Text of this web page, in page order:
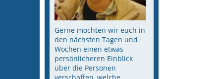
Gerne möchten wir euch in
den nächsten Tagen und
Wochen einen etwas
persönlicheren Einblick
über die Personen
verschaffen, welche